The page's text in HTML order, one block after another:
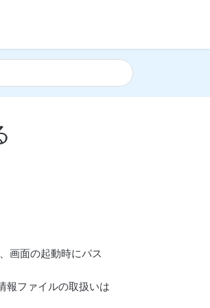
画面の起動時にパス
報ファイルの取扱いは